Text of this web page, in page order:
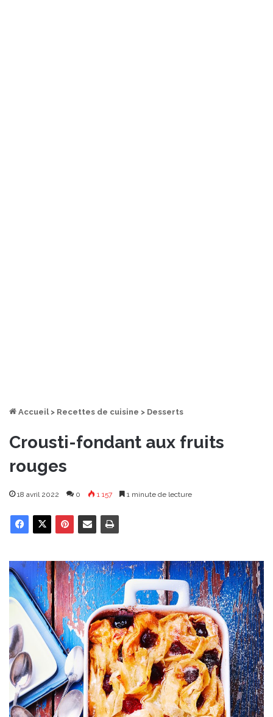
Accueil > Recettes de cuisine > Desserts
Crousti-fondant aux fruits
rouges
18 avril 2022 0 1 157 1 minute de lecture